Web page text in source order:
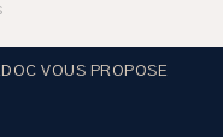
VOUS PROPOSE